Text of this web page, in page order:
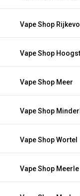
Vape Shop
Vape Shop
Vape Shop Meer
Vape Shop
Vape Shop Wortel
Vape Shop Meerle